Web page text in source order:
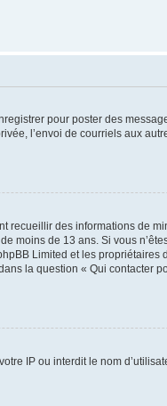
pour poster des
l’envoi de courriels aux
recueillir des informations de
moins de 13 ans. Si vous
Limited et les
la question « Qui contacter
IP ou interdit le nom